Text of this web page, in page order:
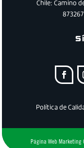
Chile: Camino
Política de
Página Web Marketing